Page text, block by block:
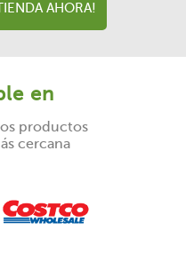
AHORA!
en
productos
cercana